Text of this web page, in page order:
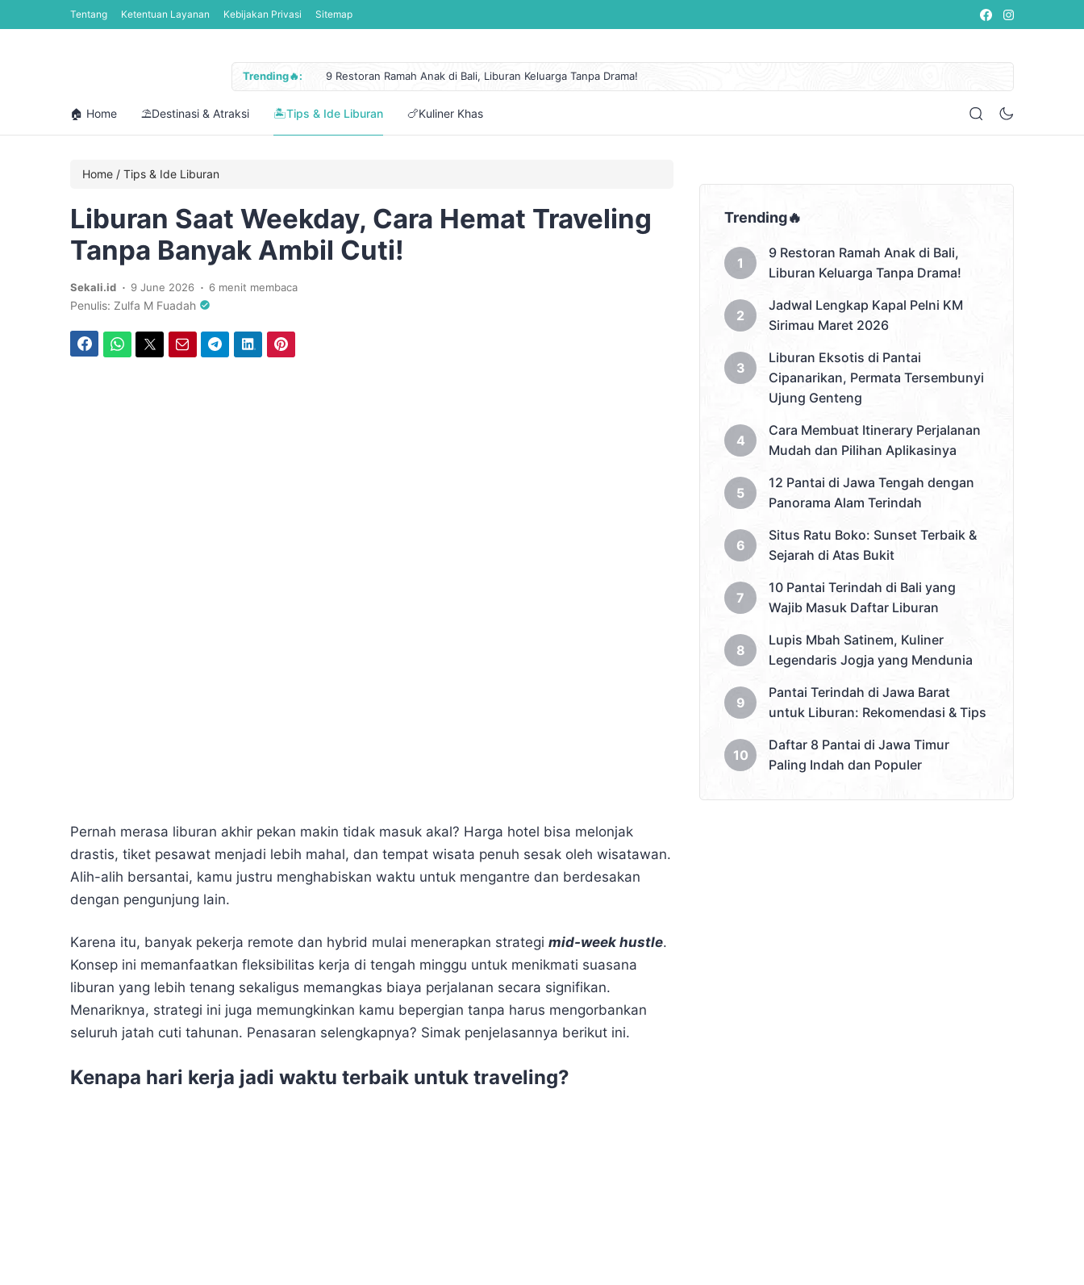
Tentang Ketentuan Layanan Kebijakan Privasi Sitemap
Trending🔥:
9 Restoran Ramah Anak di Bali, Liburan Keluarga Tanpa Drama!
Jadwal Lengkap Kapal Pelni KM Sirimau Maret 2026
Liburan Eksotis di Pantai Cipanarikan, Permata Tersembunyi Ujung Genteng
🏠 Home ⛱️Destinasi & Atraksi 🏝️Tips & Ide Liburan 🍗Kuliner Khas
Home / Tips & Ide Liburan
Liburan Saat Weekday, Cara Hemat Traveling
Tanpa Banyak Ambil Cuti!
Sekali.id . 9 June 2026 . 6 menit membaca
Penulis: Zulfa M Fuadah
Pernah merasa liburan akhir pekan makin tidak masuk akal? Harga hotel bisa melonjak
drastis, tiket pesawat menjadi lebih mahal, dan tempat wisata penuh sesak oleh wisatawan.
Alih-alih bersantai, kamu justru menghabiskan waktu untuk mengantre dan berdesakan
dengan pengunjung lain.
Karena itu, banyak pekerja remote dan hybrid mulai menerapkan strategi mid-week hustle.
Konsep ini memanfaatkan fleksibilitas kerja di tengah minggu untuk menikmati suasana
liburan yang lebih tenang sekaligus memangkas biaya perjalanan secara signifikan.
Menariknya, strategi ini juga memungkinkan kamu bepergian tanpa harus mengorbankan
seluruh jatah cuti tahunan. Penasaran selengkapnya? Simak penjelasannya berikut ini.
Kenapa hari kerja jadi waktu terbaik untuk traveling?
Trending🔥
9 Restoran Ramah Anak di Bali,
Liburan Keluarga Tanpa Drama!
Jadwal Lengkap Kapal Pelni KM
Sirimau Maret 2026
Liburan Eksotis di Pantai
Cipanarikan, Permata Tersembunyi
Ujung Genteng
Cara Membuat Itinerary Perjalanan
Mudah dan Pilihan Aplikasinya
12 Pantai di Jawa Tengah dengan
Panorama Alam Terindah
Situs Ratu Boko: Sunset Terbaik &
Sejarah di Atas Bukit
10 Pantai Terindah di Bali yang
Wajib Masuk Daftar Liburan
Lupis Mbah Satinem, Kuliner
Legendaris Jogja yang Mendunia
Pantai Terindah di Jawa Barat
untuk Liburan: Rekomendasi & Tips
Daftar 8 Pantai di Jawa Timur
Paling Indah dan Populer